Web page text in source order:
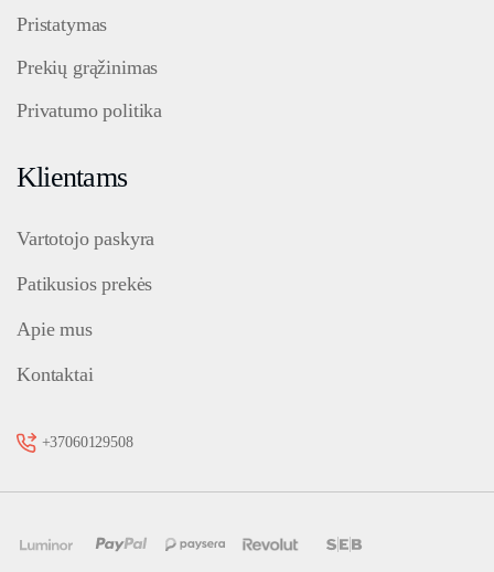
Pristatymas
Prekių grąžinimas
Privatumo politika
Klientams
Vartotojo paskyra
Patikusios prekės
Apie mus
Kontaktai
+37060129508